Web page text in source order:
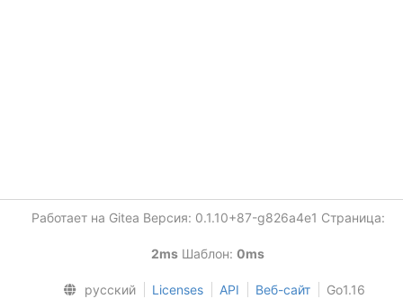
Работает на Gitea Версия: 0.1.10+87-g826a4e1 Страница:
2ms Шаблон: 0ms
русский Licenses API Веб-сайт Go1.16